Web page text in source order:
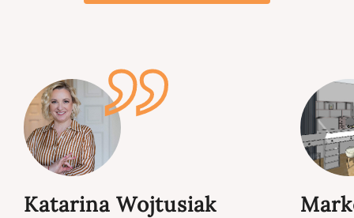
Katarina Wojtusiak